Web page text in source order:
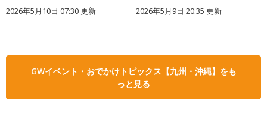
2026年5月10日 07:30 更新 2026年5月9日 20:35 更新
GWイベント・おでかけトピックス【九州・沖縄】をも
っと見る